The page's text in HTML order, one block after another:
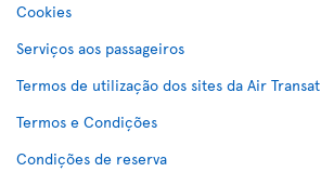
Cookies
Serviços aos passageiros
Termos de utilização dos sites da Air Transat
Termos e Condições
Condições de reserva